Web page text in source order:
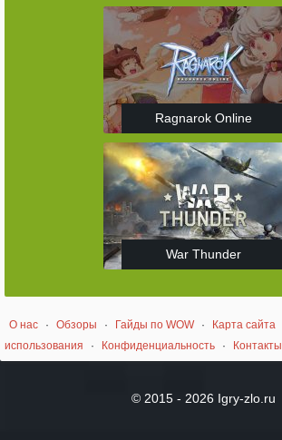
Ragnarok Online
War Thunder
О нас · Обзоры · Гайды по WOW · Карта сайта
использования
· Конфиденциальность · Контакты
© 2015 - 2026 Igry-zlo.ru